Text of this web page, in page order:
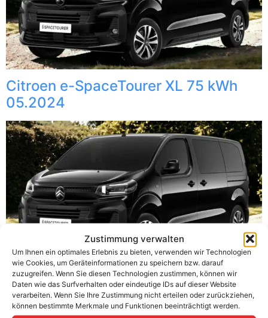
Zustimmung verwalten
Um Ihnen ein optimales Erlebnis zu bieten, verwenden wir Technologien
wie Cookies, um Geräteinformationen zu speichern bzw. darauf
zuzugreifen. Wenn Sie diesen Technologien zustimmen, können wir
Daten wie das Surfverhalten oder eindeutige IDs auf dieser Website
verarbeiten. Wenn Sie Ihre Zustimmung nicht erteilen oder zurückziehen,
können bestimmte Merkmale und Funktionen beeinträchtigt werden.
Citroen e-SpaceTourer XL 75 kWh
05.2024